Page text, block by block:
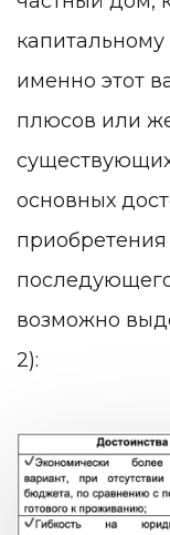
именно этот
плюсов или
основных
возможно
2):